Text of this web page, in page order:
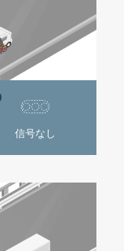
信号なし